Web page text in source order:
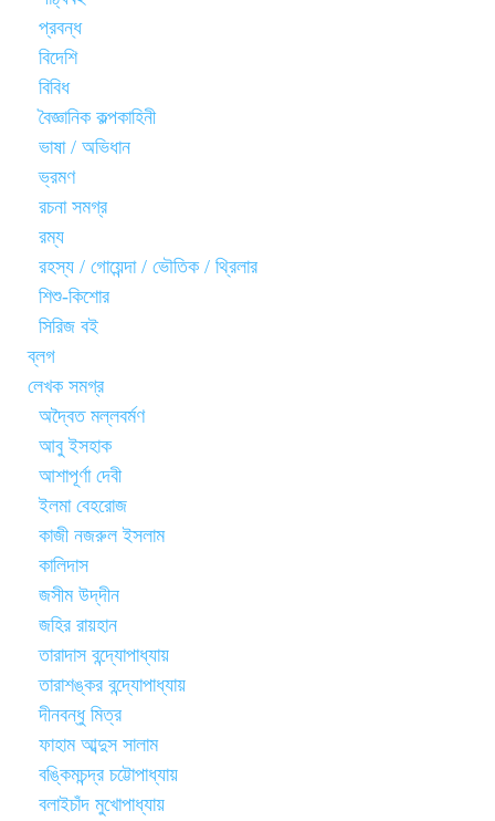
প্রবন্ধ
বিদেশি
বিবিধ
বৈজ্ঞানিক কল্পকাহিনী
ভাষা / অভিধান
ভ্রমণ
রচনা সমগ্র
রম্য
রহস্য / গোয়েন্দা / ভৌতিক / থ্রিলার
শিশু-কিশোর
সিরিজ বই
ব্লগ
লেখক সমগ্র
অদ্বৈত মল্লবর্মণ
আবু ইসহাক
আশাপূর্ণা দেবী
ইলমা বেহরোজ
কাজী নজরুল ইসলাম
কালিদাস
জসীম উদ্‌দীন
জহির রায়হান
তারাদাস বন্দ্যোপাধ্যায়
তারাশঙ্কর বন্দ্যোপাধ্যায়
দীনবন্ধু মিত্র
ফাহাম আব্দুস সালাম
বঙ্কিমচন্দ্র চট্টোপাধ্যায়
বলাইচাঁদ মুখোপাধ্যায়